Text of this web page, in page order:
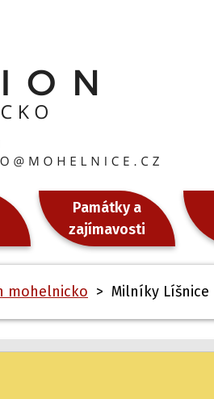
Památky a
zajímavosti
mohelnicko > Milníky Líšnice